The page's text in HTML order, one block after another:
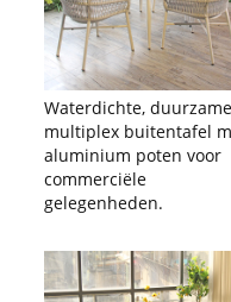
Waterdichte, duurzame
multiplex buitentafel
aluminium poten voor
commerciële
gelegenheden.